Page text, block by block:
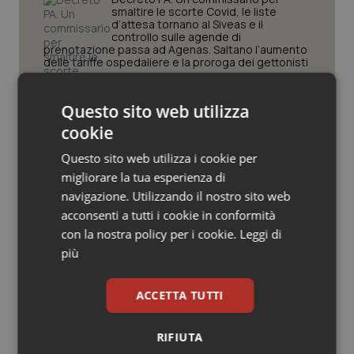
Veneto
Oncoematologia
Psoriasi & pelle
Quotidiano Cardiologia
Quotidiano Chirurgia
Quotidiano Oncologia
Quotidiano Pediatria
Rene & patologie urogenitali
smaltire le scorte Covid, le liste
d’attesa tornano al Siveas e il
controllo sulle agende di
prenotazione passa ad Agenas. Saltano l’aumento
delle tariffe ospedaliere e la proroga dei gettonisti
27.000 posti per Medicina, 3.000 in
Pnrr Salute. Missione 6 verso il
traguardo, in chiusura la
rendicontazione degli obiettivi per la
X e ultima rata
Proseguono monitoraggi e campagna
Questo sito web utilizza
cookie
Questo sito web utilizza i cookie per
migliorare la tua esperienza di
navigazione. Utilizzando il nostro sito web
acconsenti a tutti i cookie in conformità
con la nostra policy per i cookie. Leggi di
più
ACCETTA TUTTI
RIFIUTA